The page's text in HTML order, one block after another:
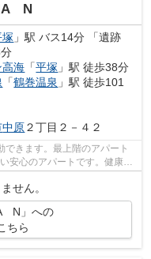
N
塚 」駅 バス14分 「遺跡
高海 「平塚 」駅 徒歩38分
「鶴巻温泉 」駅 徒歩101
中原２丁目２－４２
きます。最上階のアパート
安心のアパートです。健康な
せん。
N」への
ちら